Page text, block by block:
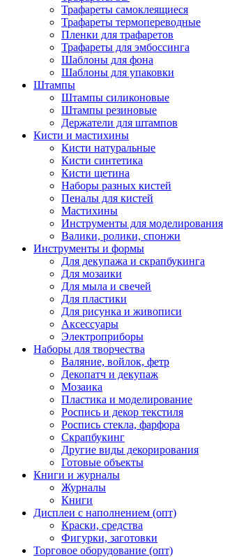
Трафареты самоклеящиеся
Трафареты термопереводные
Пленки для трафаретов
Трафареты для эмбоссинга
Шаблоны для фона
Шаблоны для упаковки
Штампы
Штампы силиконовые
Штампы резиновые
Держатели для штампов
Кисти и мастихины
Кисти натуральные
Кисти синтетика
Кисти щетина
Наборы разных кистей
Пеналы для кистей
Мастихины
Инструменты для моделирования
Валики, ролики, спонжи
Инструменты и формы
Для декупажа и скрапбукинга
Для мозаики
Для мыла и свечей
Для пластики
Для рисунка и живописи
Аксессуары
Электроприборы
Наборы для творчества
Валяние, войлок, фетр
Декопатч и декупаж
Мозаика
Пластика и моделирование
Роспись и декор текстиля
Роспись стекла, фарфора
Скрапбукинг
Другие виды декорирования
Готовые объекты
Книги и журналы
Журналы
Книги
Дисплеи с наполнением (опт)
Краски, средства
Фигурки, заготовки
Торговое оборудование (опт)